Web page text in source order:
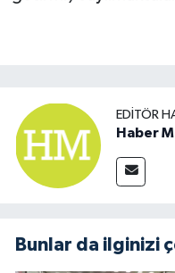
EDITÖR
Haber
Bunlar da ilginizi